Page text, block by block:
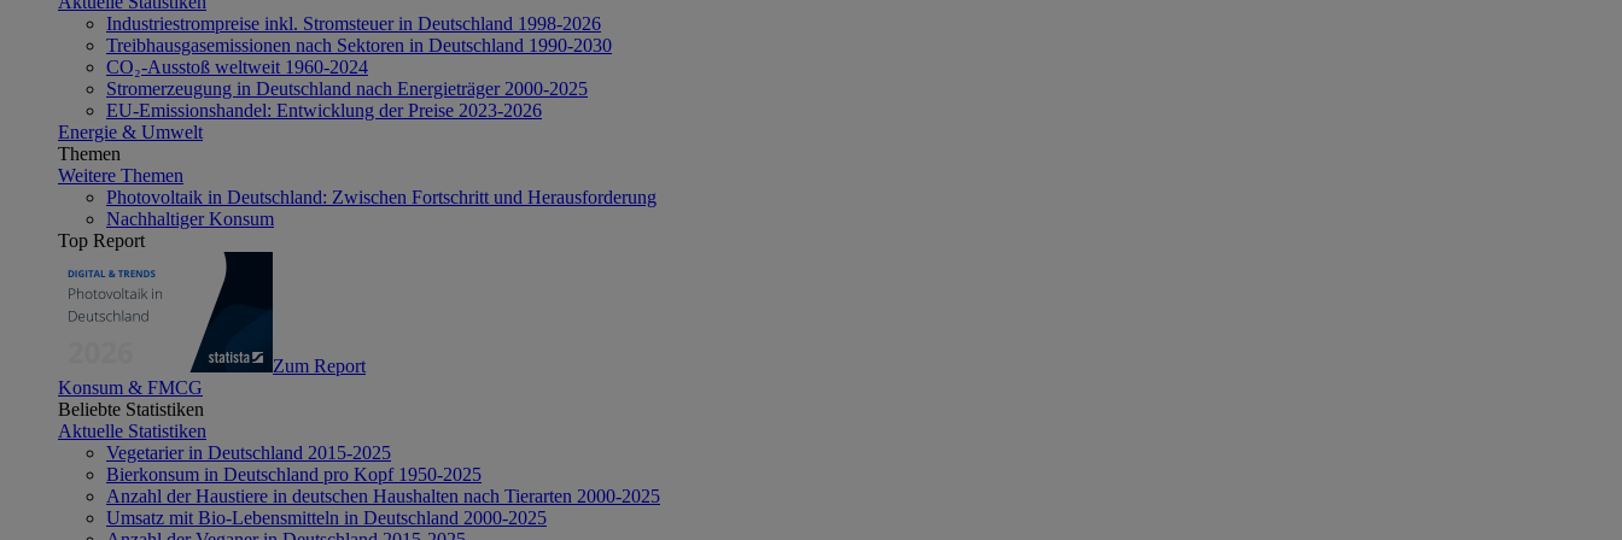
Industriestrompreise inkl. Stromsteuer in Deutschland 1998-2026
Treibhausgasemissionen nach Sektoren in Deutschland 1990-2030
CO₂-Ausstoß weltweit 1960-2024
Stromerzeugung in Deutschland nach Energieträger 2000-2025
EU-Emissionshandel: Entwicklung der Preise 2023-2026
Energie & Umwelt
Themen
Weitere Themen
Photovoltaik in Deutschland: Zwischen Fortschritt und Herausforderung
Nachhaltiger Konsum
Top Report
Zum Report
Konsum & FMCG
Beliebte Statistiken
Aktuelle Statistiken
Vegetarier in Deutschland 2015-2025
Bierkonsum in Deutschland pro Kopf 1950-2025
Anzahl der Haustiere in deutschen Haushalten nach Tierarten 2000-2025
Umsatz mit Bio-Lebensmitteln in Deutschland 2000-2025